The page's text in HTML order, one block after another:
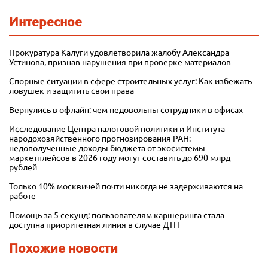
Интересное
Прокуратура Калуги удовлетворила жалобу Александра
Устинова, признав нарушения при проверке материалов
Спорные ситуации в сфере строительных услуг: Как избежать
ловушек и защитить свои права
Вернулись в офлайн: чем недовольны сотрудники в офисах
Исследование Центра налоговой политики и Института
народохозяйственного прогнозирования РАН:
недополученные доходы бюджета от экосистемы
маркетплейсов в 2026 году могут составить до 690 млрд
рублей
Только 10% москвичей почти никогда не задерживаются на
работе
Помощь за 5 секунд: пользователям каршеринга стала
доступна приоритетная линия в случае ДТП
Похожие новости